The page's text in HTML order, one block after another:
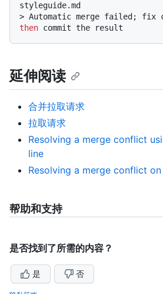
styleguide.md
>
then commit the result
延伸阅读
合并拉取请求
拉取请求
Resolving a merge conflict
line
Resolving a merge conflict
帮助和支持
是否找到了所需的内容？
是 否